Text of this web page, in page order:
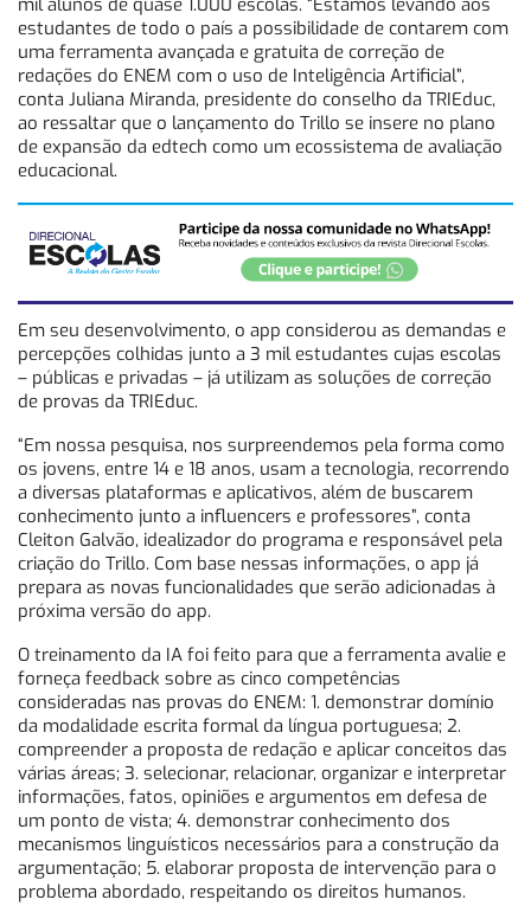
estudantes de todo o país a possibilidade de contarem com
uma ferramenta avançada e gratuita de correção de
redações do ENEM com o uso de Inteligência Artificial”,
conta Juliana Miranda, presidente do conselho da TRIEduc,
ao ressaltar que o lançamento do Trillo se insere no plano
de expansão da edtech como um ecossistema de avaliação
educacional.
Em seu desenvolvimento, o app considerou as demandas e
percepções colhidas junto a 3 mil estudantes cujas escolas
– públicas e privadas – já utilizam as soluções de correção
de provas da TRIEduc.
“Em nossa pesquisa, nos surpreendemos pela forma como
os jovens, entre 14 e 18 anos, usam a tecnologia, recorrendo
a diversas plataformas e aplicativos, além de buscarem
conhecimento junto a influencers e professores”, conta
Cleiton Galvão, idealizador do programa e responsável pela
criação do Trillo. Com base nessas informações, o app já
prepara as novas funcionalidades que serão adicionadas à
próxima versão do app.
O treinamento da IA foi feito para que a ferramenta avalie e
forneça feedback sobre as cinco competências
consideradas nas provas do ENEM: 1. demonstrar domínio
da modalidade escrita formal da língua portuguesa; 2.
compreender a proposta de redação e aplicar conceitos das
várias áreas; 3. selecionar, relacionar, organizar e interpretar
informações, fatos, opiniões e argumentos em defesa de
um ponto de vista; 4. demonstrar conhecimento dos
mecanismos linguísticos necessários para a construção da
argumentação; 5. elaborar proposta de intervenção para o
problema abordado, respeitando os direitos humanos.